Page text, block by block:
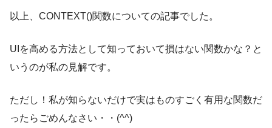
以上、CONTEXT()関数についての記事でした。
UIを高める方法として知っておいて損はない関数かな？と
いうのが私の見解です。
ただし！私が知らないだけで実はものすごく有用な関数だ
ったらごめんなさい・・(^^)